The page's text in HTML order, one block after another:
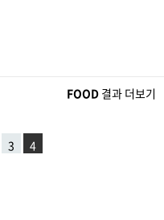
FOOD 결과 더보기
3 4